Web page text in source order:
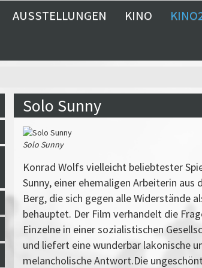
AUSSTELLUNGEN KINO
Solo Sunny
Solo Sunny
Konrad Wolfs vielleicht beliebtester
Sunny, einer ehemaligen Arbeiterin aus
Berg, die sich gegen alle Widerstände
behauptet. Der Film verhandelt die
Einzelne in einer sozialistischen
und liefert eine wunderbar lakonische
melancholische Antwort.Die